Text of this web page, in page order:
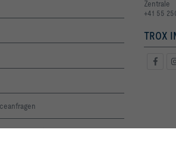
und Preisliste
Zentrale
+41 55
TROX